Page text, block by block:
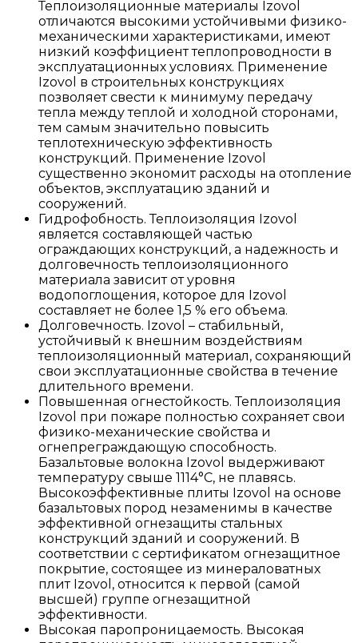
Теплоизоляционные материалы Izovol
отличаются высокими устойчивыми физико-
механическими характеристиками, имеют
низкий коэффициент теплопроводности в
эксплуатационных условиях. Применение
Izovol в строительных конструкциях
позволяет свести к минимуму передачу
тепла между теплой и холодной сторонами,
тем самым значительно повысить
теплотехническую эффективность
конструкций. Применение Izovol
существенно экономит расходы на отопление
объектов, эксплуатацию зданий и
сооружений.
Гидрофобность. Теплоизоляция Izovol
является составляющей частью
ограждающих конструкций, а надежность и
долговечность теплоизоляционного
материала зависит от уровня
водопоглощения, которое для Izovol
составляет не более 1,5 % его объема.
Долговечность. Izovol – стабильный,
устойчивый к внешним воздействиям
теплоизоляционный материал, сохраняющий
свои эксплуатационные свойства в течение
длительного времени.
Повышенная огнестойкость. Теплоизоляция
Izovol при пожаре полностью сохраняет свои
физико-механические свойства и
огнепреграждающую способность.
Базальтовые волокна Izovol выдерживают
температуру свыше 1114°С, не плавясь.
Высокоэффективные плиты Izovol на основе
базальтовых пород незаменимы в качестве
эффективной огнезащиты стальных
конструкций зданий и сооружений. В
соответствии с сертификатом огнезащитное
покрытие, состоящее из минераловатных
плит Izovol, относится к первой (самой
высшей) группе огнезащитной
эффективности.
Высокая паропроницаемость. Высокая